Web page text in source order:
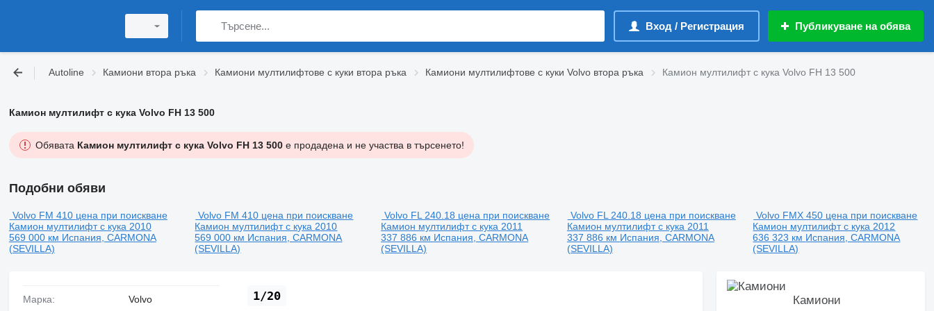
Вход / Регистрация Публикуване на обява
Autoline Камиони втора ръка Камиони мултилифтове с куки втора ръка Камиони мултилифтове с куки Volvo втора ръка Камион мултилифт с кука Volvo FH 13 500
Камион мултилифт с кука Volvo FH 13 500
Обявата Камион мултилифт с кука Volvo FH 13 500е продадена и не участва в търсенето!
Подобни обяви
Volvo FM 410 цена при поискване
Камион мултилифт с кука 2010
569 000 км Испания, CARMONA
(SEVILLA)
Volvo FM 410 цена при поискване
Камион мултилифт с кука 2010
569 000 км Испания, CARMONA
(SEVILLA)
Volvo FL 240.18 цена при поискване
Камион мултилифт с кука 2011
337 886 км Испания, CARMONA
(SEVILLA)
Volvo FL 240.18 цена при поискване
Камион мултилифт с кука 2011
337 886 км Испания, CARMONA
(SEVILLA)
Volvo FMX 450 цена при поискване
Камион мултилифт с кука 2012
636 323 км Испания, CARMONA
(SEVILLA)
1/20
Марка: Volvo Камиони